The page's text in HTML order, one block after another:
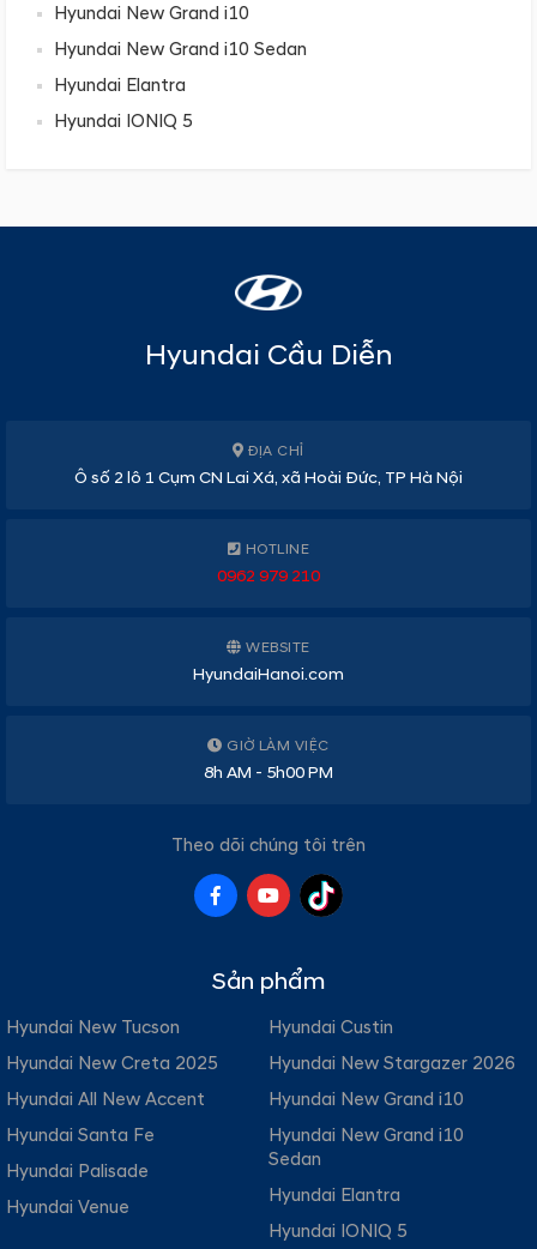
Hyundai New Grand i10
Hyundai New Grand i10 Sedan
Hyundai Elantra
Hyundai IONIQ 5
Hyundai Cầu Diễn
ĐỊA CHỈ
Ô số 2 lô 1 Cụm CN Lai Xá, xã Hoài Đức, TP Hà Nội
HOTLINE
0962 979 210
WEBSITE
HyundaiHanoi.com
GIỜ LÀM VIỆC
8h AM - 5h00 PM
Theo dõi chúng tôi trên
Sản phẩm
Hyundai New Tucson
Hyundai New Creta 2025
Hyundai All New Accent
Hyundai Santa Fe
Hyundai Palisade
Hyundai Venue
Hyundai Custin
Hyundai New Stargazer 2026
Hyundai New Grand i10
Hyundai New Grand i10
Sedan
Hyundai Elantra
Hyundai IONIQ 5